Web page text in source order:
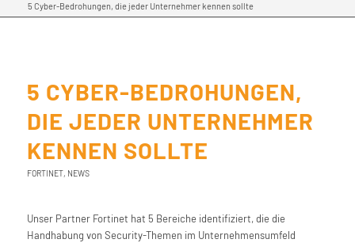
5 Cyber-Bedrohungen, die jeder Unternehmer kennen sollte
5 CYBER-BEDROHUNGEN,
DIE JEDER UNTERNEHMER
KENNEN SOLLTE
FORTINET, NEWS
Unser Partner Fortinet hat 5 Bereiche identifiziert, die die
Handhabung von Security-Themen im Unternehmensumfeld